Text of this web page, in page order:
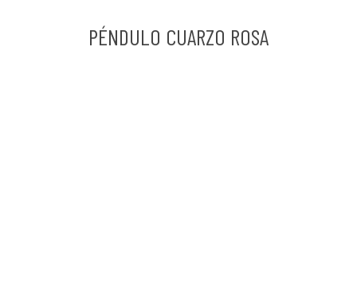
PÉNDULO CUARZO ROSA